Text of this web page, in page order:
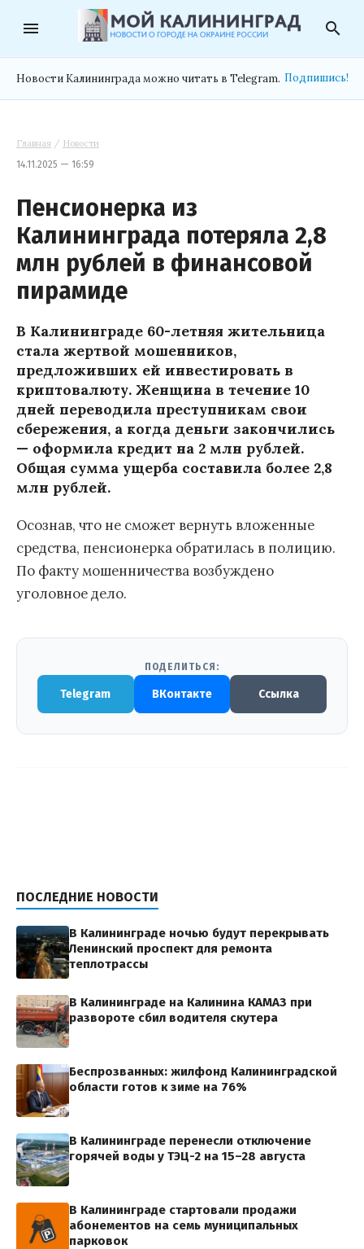
menu search
Новости Калининграда можно читать в Telegram. Подпишись!
Главная / Новости
14.11.2025 — 16:59
Пенсионерка из
Калининграда потеряла 2,8
млн рублей в финансовой
пирамиде
В Калининграде 60-летняя жительница
стала жертвой мошенников,
предложивших ей инвестировать в
криптовалюту. Женщина в течение 10
дней переводила преступникам свои
сбережения, а когда деньги закончились
— оформила кредит на 2 млн рублей.
Общая сумма ущерба составила более 2,8
млн рублей.
Осознав, что не сможет вернуть вложенные
средства, пенсионерка обратилась в полицию.
По факту мошенничества возбуждено
уголовное дело.
ПОДЕЛИТЬСЯ:
Telegram ВКонтакте Ссылка
ПОСЛЕДНИЕ НОВОСТИ
В Калининграде ночью будут перекрывать
Ленинский проспект для ремонта
теплотрассы
В Калининграде на Калинина КАМАЗ при
развороте сбил водителя скутера
Беспрозванных: жилфонд Калининградской
области готов к зиме на 76%
В Калининграде перенесли отключение
горячей воды у ТЭЦ-2 на 15–28 августа
В Калининграде стартовали продажи
абонементов на семь муниципальных
парковок